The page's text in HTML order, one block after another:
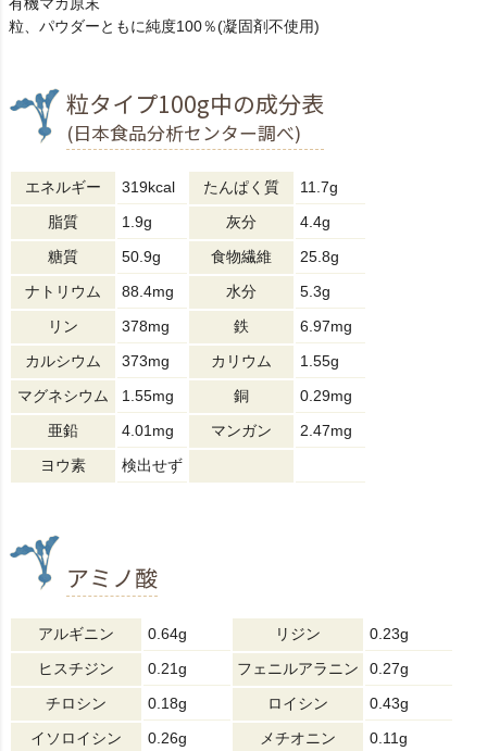
粒、パウダーともに純度100％(凝固剤不使用)
粒タイプ100g中の成分表
(日本食品分析センター調べ)
エネルギー 319kcal たんぱく質
11.7g
脂質
1.9g 灰分
4.4g
糖質
50.9g 食物繊維
25.8g
ナトリウム
88.4mg 水分
5.3g
リン
378mg 鉄
6.97mg
カルシウム
373mg カリウム
1.55g
マグネシウム
1.55mg 銅
0.29mg
亜鉛
4.01mg マンガン
2.47mg
ヨウ素
検出せず
アミノ酸
アルギニン 0.64g リジン
0.23g
ヒスチジン
0.21g フェニルアラニン
0.27g
チロシン
0.18g ロイシン
0.43g
イソロイシン
0.26g メチオニン
0.11g